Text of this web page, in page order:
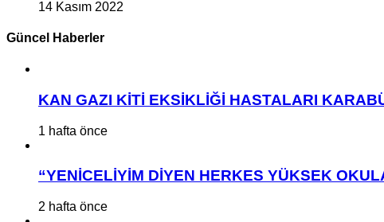
14 Kasım 2022
Güncel Haberler
KAN GAZI KİTİ EKSİKLİĞİ HASTALARI
1 hafta önce
“YENİCELİYİM DİYEN HERKES YÜKSEK
2 hafta önce